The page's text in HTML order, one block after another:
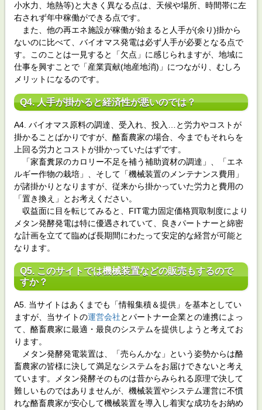
小水力、地熱等)と大きく異なる点は、天候や場所、時間帯に左
右されず年中稼働ができる点です。
また、他の再エネ施設が稼働が始まると人手が(余り)掛から
ないのに比べて、バイオマス発電は必ず人手が必要となる点で
す。このことは一見すると「欠点」に感じられますが、地域に
仕事を興すことで「産業貢献(地産地消)」につながり、むしろ
メリットになるのです。
Q4. 人手が掛かると経済性が悪いのでは？
A4. バイオマス原料の調達、受入れ、投入…と労力やコストが
掛かることばかりですが、酪畜農家の場合、今までもそれらを
上回る労力とコストが掛かっていたはずです。
「家畜糞尿のカロリー不足を補う補助資材の調達」、「エネ
ルギー作物の栽培」、そして「機械装置のメンテナンス費用」
が諸掛かりとなりますが、従来から掛かっていた労力と費用の
「置き換え」とお考えください。
収益面に目を転じてみると、FIT電力固定価格買取制度により
メタン発酵発電は特に優遇されていて、良きパートナーと綿密
な計画を立てて臨めば長期間にわたって安定的な経営が可能と
なります。
Q5. このサイトでは機械装置などの販売もするので
すか？
A5. 当サイトはあくまでも「情報集積＆提供」を基本としてい
ますが、当サイトの運営会社とパートナー企業との連携によっ
て、酪畜農家に最適・最良のシステムを提供しようと考えてお
ります。
メタン発酵発電装置は、「売らんかな」という姿勢からは酪
畜農家の皆様に決して満足なシステムをお届けできないと考え
ています。メタン発酵そのものは昔からみられる原理で決して
難しいものではありませんが、機械装置やシステム運営に不慣
れな酪畜農家が安心して機械装置を導入し着実な成功をお納め